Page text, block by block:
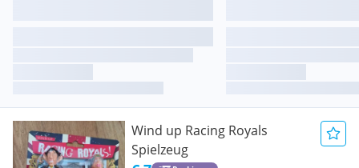
Wind up Racing Royals
Spielzeug